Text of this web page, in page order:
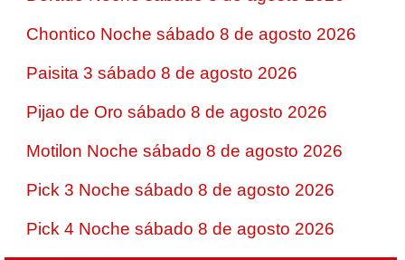
Chontico Noche sábado 8 de agosto 2026
Paisita 3 sábado 8 de agosto 2026
Pijao de Oro sábado 8 de agosto 2026
Motilon Noche sábado 8 de agosto 2026
Pick 3 Noche sábado 8 de agosto 2026
Pick 4 Noche sábado 8 de agosto 2026